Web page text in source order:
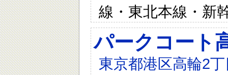
線・東北本線・新
パークコート
東京都港区高輪2